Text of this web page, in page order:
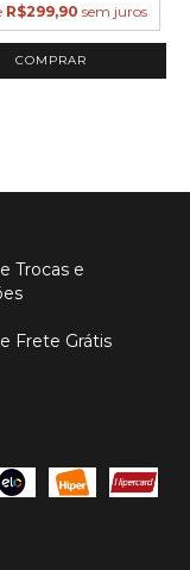
R$299,90 sem juros
COMPRAR
Trocas e
Frete Grátis